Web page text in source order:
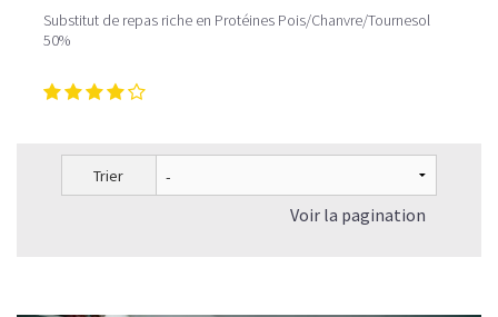
Substitut de repas riche en Protéines Pois/Chanvre/Tournesol
50%
Trier
Voir la pagination